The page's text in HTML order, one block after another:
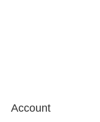
Account